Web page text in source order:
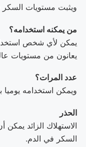
ويثبت مستويات السكر
من يمكنه استخدامه؟
يمكن لأي شخص
يعانون من مستويات
عدد المرات؟
ويمكن استخدامه يوميا
الحذر
الاستهلاك الزائد
السكر في الدم.